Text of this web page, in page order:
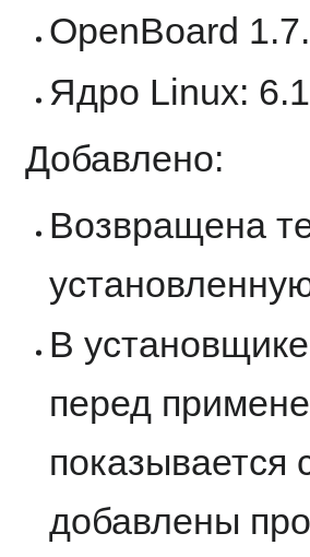
OpenBoard
Ядро Linux:
Добавлено:
Возвращена
В
перед
показывается
добавлены